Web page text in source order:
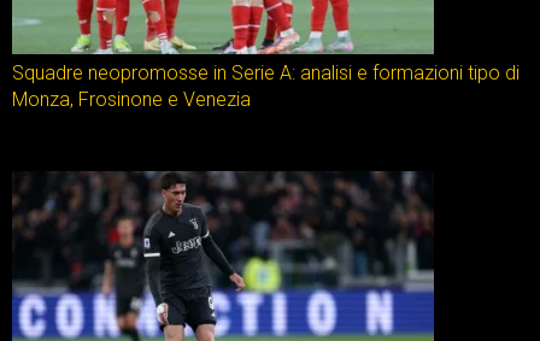
Squadre neopromosse in Serie A: analisi e formazioni tipo di
Monza, Frosinone e Venezia